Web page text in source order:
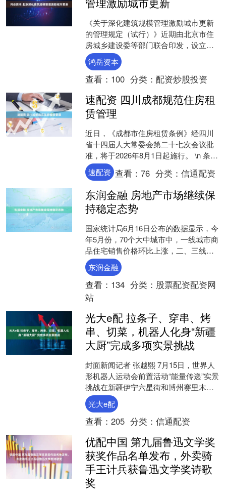
《关于深化建筑规模管理激励城市更新
的管理规定（试行）》近期由北京市住
房城乡建设委等部门联合印发，设立总
规模为1000万平方米的市级城市更新激
励指标池，重点支持综....
鸿岳资本
查看： 100 分类： 配资炒股投资
速配资 四川成都规范住房租
赁管理
近日，《成都市住房租赁条例》经四川
省十四届人大常委会第二十七次会议批
准，将于2026年8月1日起施行。 \n 条例
由总则、出租与承租、租赁经营与服
务、监督管理、....
速配资 查看：76 分类：信通配资
东润金融 房地产市场继续保
持稳定态势
国家统计局6月16日公布的数据显示，今
年5月份，70个大中城市中，一线城市商
品住宅销售价格环比上涨，二、三线城
市环比下降；一、二、三线城市同比降
幅总体收窄。 \....
东润金融
查看： 134 分类： 股票配资配资网
站
光大e配 拉条子、穿串、烤
串、切菜，机器人化身“新疆
大厨”完成多项实景挑战
封面新闻记者 张越熙 7月15日，世界人
形机器人运动会前置活动“能量传递”实景
挑战在新疆伊宁六星街和博州赛里木湖
同步启动。该活动由北京市人民政府、
中央广播电视总....
光大e配
查看： 205 分类： 信通配资
优配中国 第九届鲁迅文学奖
获奖作品名单发布，外卖骑
手王计兵获鲁迅文学奖诗歌
奖